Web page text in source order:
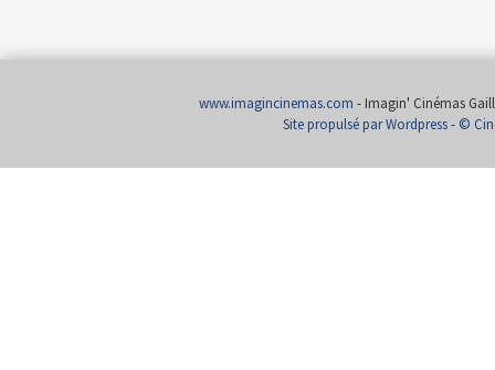
www.imagincinemas.com - Imagin' Cinémas
Site propulsé par Wordpress- ©